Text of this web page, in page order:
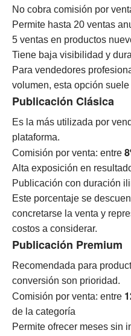
No cobra comisión por
Permite hasta 20 ventas
5 ventas en productos
Tiene baja visibilidad y
Para vendedores
volumen, esta opción
Publicación Clásica
Es la más utilizada por
plataforma.
Comisión por venta: entre
Alta exposición en
Publicación con duración
Este porcentaje se
concretarse la venta y
costos a considerar.
Publicación Premium
Recomendada para
conversión son prioridad.
Comisión por venta: entre
de la categoría
Permite ofrecer meses sin